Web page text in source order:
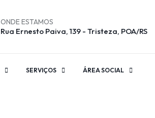
ONDE ESTAMOS
Rua Ernesto Paiva, 139 - Tristeza, POA/RS
SERVIÇOS ÁREA SOCIAL